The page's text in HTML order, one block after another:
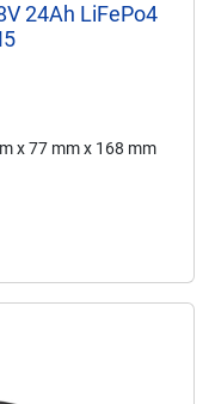
24Ah LiFePo4
x 77 mm x 168 mm